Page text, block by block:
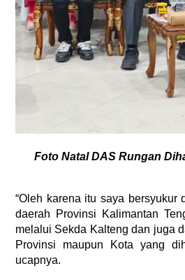
Foto Natal DAS Rungan
“Oleh karena itu saya bersyukur
daerah Provinsi Kalimantan
melalui Sekda Kalteng dan juga
Provinsi maupun Kota yang
ucapnya.